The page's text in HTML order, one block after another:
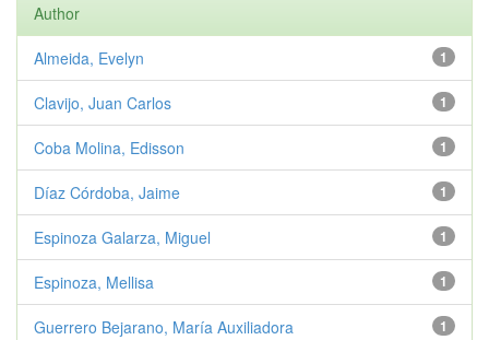
Author
1
Almeida, Evelyn
1
Clavijo, Juan Carlos
1
Coba Molina, Edisson
1
Díaz Córdoba, Jaime
1
Espinoza Galarza, Miguel
1
Espinoza, Mellisa
1
Guerrero Bejarano, María Auxiliadora